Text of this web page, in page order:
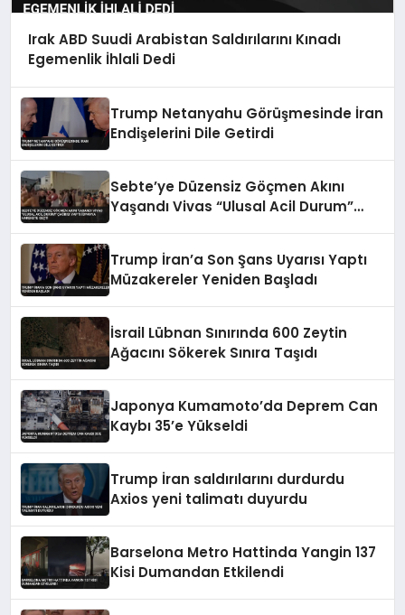
Irak ABD Suudi Arabistan Saldırılarını Kınadı
Egemenlik İhlali Dedi
Trump Netanyahu Görüşmesinde İran
Endişelerini Dile Getirdi
Sebte’ye Düzensiz Göçmen Akını
Yaşandı Vivas “Ulusal Acil Durum”
Trump İran’a Son Şans Uyarısı Yaptı
Müzakereler Yeniden Başladı
İsrail Lübnan Sınırında 600 Zeytin
Ağacını Sökerek Sınıra Taşıdı
Japonya Kumamoto’da Deprem Can
Kaybı 35’e Yükseldi
Trump İran saldırılarını durdurdu
Axios yeni talimatı duyurdu
Barselona Metro Hattinda Yangin 137
Kisi Dumandan Etkilendi